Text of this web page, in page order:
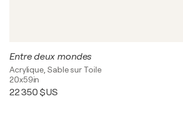
Entre deux mondes
Acrylique, Sable sur Toile
20x59in
22 350 $US